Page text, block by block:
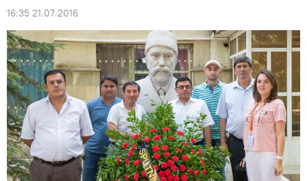
16:35 21.07.2016